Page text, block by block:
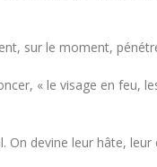
sur le moment,
« le visage en feu,
On devine leur hâte,